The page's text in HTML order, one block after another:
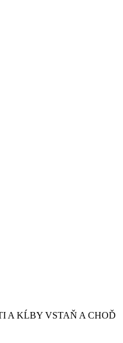
A KĹBY VSTAŇ A CHOĎ